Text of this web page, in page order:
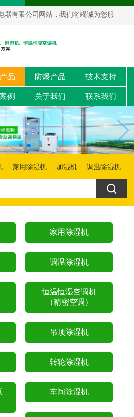
器有限公司网站，我们将竭诚为您服
品 防爆产品 技术支持
例 关于我们 联系我们
家用除湿机 加湿机 调温除湿机
家用除湿机
调温除湿机
恒温恒湿空调机
（精密空调）
吊顶除湿机
转轮除湿机
车间除湿机